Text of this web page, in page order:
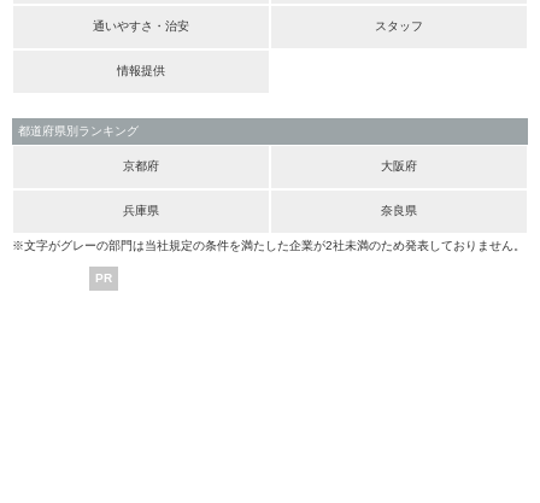
通いやすさ・治安 スタッフ
情報提供
都道府県別ランキング
京都府 大阪府
兵庫県 奈良県
※文字がグレーの部門は当社規定の条件を満たした企業が2社未満のため発表しておりません。
PR